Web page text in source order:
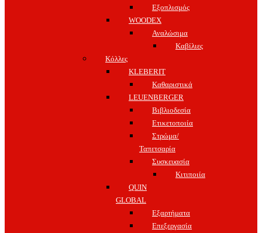
Εξοπλισμός
WOODEX
Αναλώσιμα
Καβίλιες
Κόλλες
KLEBERIT
Καθαριστικά
LEUENBERGER
Βιβλιοδεσία
Ετικετοποιία
Στρώμα/
Ταπετσαρία
Συσκευασία
Κιτιποιία
QUIN
GLOBAL
Εξαρτήματα
Επεξεργασία